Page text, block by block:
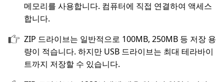
메모리를 사용합니다. 컴퓨터에 직접 연결하여 액세스
합니다.
ZIP 드라이브는 일반적으로 100MB, 250MB 등 저장 용
량이 적습니다. 하지만 USB 드라이브는 최대 테라바이
트까지 저장할 수 있습니다.